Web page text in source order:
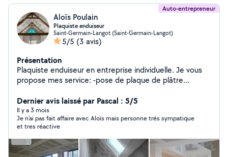
Auto-entrepreneur
Aloïs Poulain
Plaquiste enduiseur
Saint-Germain-Langot (Saint-Germain-Langot)
5/5 (3 avis)
Présentation
Plaquiste enduiseur en entreprise individuelle. Je vous
propose mes service: -pose de plaque de plâtre
mur et cloison -pose bande joint -ratissage -création de
cloison de séparation ect. -pose de parquet -pose de
verrière porte coulissante et porte standard. Pour tout
autre renseignement n'hésitez pas à me contacter.
Dernier avis laissé par Pascal : 5/5
Il y a 3 mois
Je n'ai pas fait affaire avec Aloïs mais personne trés sympatique
et tres réactive